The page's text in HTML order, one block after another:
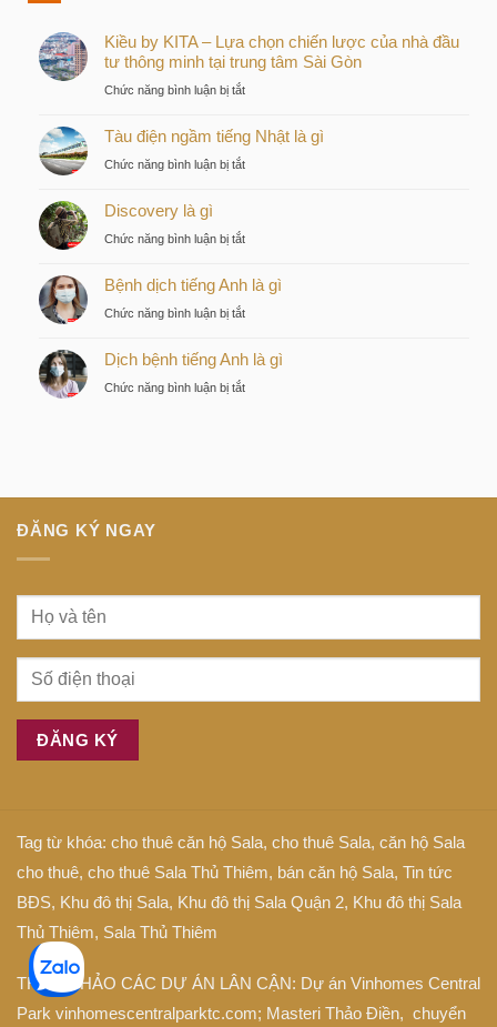
Kiều by KITA – Lựa chọn chiến lược của nhà đầu
tư thông minh tại trung tâm Sài Gòn
Chức năng bình luận bị tắtở
by
chiến
của
nhà
tư
Tàu điện ngầm tiếng Nhật là gì
Chức năng bình luận bị tắtở
gì
Discovery là gì
Chức năng bình luận bị tắtở
là
Bệnh dịch tiếng Anh là gì
Chức năng bình luận bị tắtở
dịch
Dịch bệnh tiếng Anh là gì
Chức năng bình luận bị tắtở
là
ĐĂNG KÝ NGAY
Tag từ khóa: cho thuê căn hộ Sala, cho thuê Sala, căn hộ Sala
cho thuê, cho thuê Sala Thủ Thiêm, bán căn hộ Sala, Tin tức
BĐS, Khu đô thị Sala, Khu đô thị Sala Quận 2, Khu đô thị Sala
Thủ Thiêm, Sala Thủ Thiêm
THAM KHẢO CÁC DỰ ÁN LÂN CẬN: Dự án Vinhomes Central
Park vinhomescentralparktc.com; Masteri Thảo Điền, chuyển